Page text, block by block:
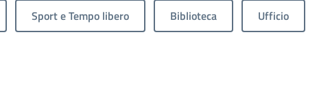
Sport e Tempo libero Biblioteca Ufficio